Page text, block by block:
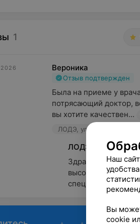
1
Вероника
Отзыв подтвержден
Была на приеме у
потрясающий доктор,
вы хотите качествен...
ЛОДЭ, ул. Б.Троицкая, 51
ЛОДЭ
Здравствуйте,
высокую оценку и
специалиста. Мы
Наш
Вы
cookie